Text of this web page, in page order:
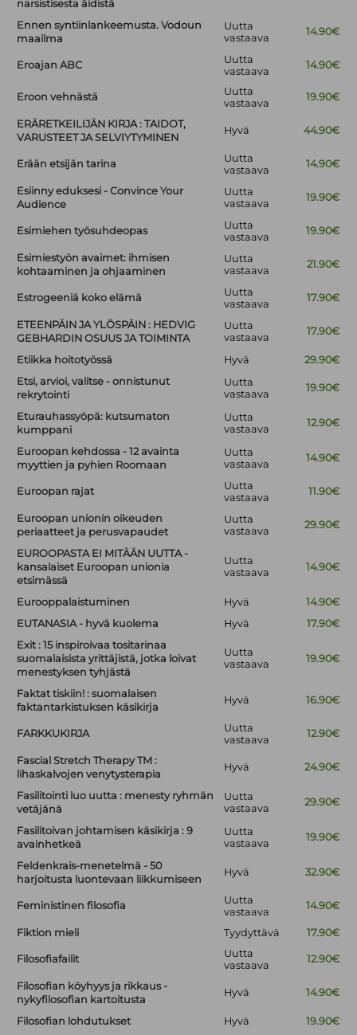
narsistisesta äidistä
Ennen syntiinlankeemusta. Vodoun
maailma
Uutta
vastaava
14.90€
Eroajan ABC
Uutta
vastaava
14.90€
Eroon vehnästä
Uutta
vastaava
19.90€
ERÄRETKEILIJÄN KIRJA : TAIDOT,
VARUSTEET JA SELVIYTYMINEN
Hyvä 44.90€
Erään etsijän tarina
Uutta
vastaava
14.90€
Esiinny eduksesi - Convince Your
Audience
Uutta
vastaava
19.90€
Esimiehen työsuhdeopas
Uutta
vastaava
19.90€
Esimiestyön avaimet: ihmisen
kohtaaminen ja ohjaaminen
Uutta
vastaava
21.90€
Estrogeeniä koko elämä
Uutta
vastaava
17.90€
ETEENPÄIN JA YLÖSPÄIN : HEDVIG
GEBHARDIN OSUUS JA TOIMINTA
Uutta
vastaava
17.90€
Etiikka hoitotyössä Hyvä
29.90€
Etsi, arvioi, valitse - onnistunut
rekrytointi
Uutta
vastaava
19.90€
Eturauhassyöpä: kutsumaton
kumppani
Uutta
vastaava
12.90€
Euroopan kehdossa - 12 avainta
myyttien ja pyhien Roomaan
Uutta
vastaava
14.90€
Euroopan rajat
Uutta
vastaava
11.90€
Euroopan unionin oikeuden
periaatteet ja perusvapaudet
Uutta
vastaava
29.90€
EUROOPASTA EI MITÄÄN UUTTA -
kansalaiset Euroopan unionia
etsimässä
Uutta
vastaava
14.90€
Eurooppalaistuminen Hyvä
14.90€
EUTANASIA - hyvä kuolema
Hyvä
17.90€
Exit : 15 inspiroivaa tositarinaa
suomalaisista yrittäjistä, jotka loivat
menestyksen tyhjästä
Uutta
vastaava
19.90€
Faktat tiskiin! : suomalaisen
faktantarkistuksen käsikirja
Hyvä 16.90€
FARKKUKIRJA
Uutta
vastaava
12.90€
Fascial Stretch Therapy TM :
lihaskalvojen venytysterapia
Hyvä 24.90€
Fasilitointi luo uutta : menesty ryhmän
vetäjänä
Uutta
vastaava
29.90€
Fasilitoivan johtamisen käsikirja : 9
avainhetkeä
Uutta
vastaava
19.90€
Feldenkrais-menetelmä - 50
harjoitusta luontevaan liikkumiseen
Hyvä 32.90€
Feministinen filosofia
Uutta
vastaava
14.90€
Fiktion mieli Tyydyttävä 17.90€
Filosofiafailit
Uutta
vastaava
12.90€
Filosofian köyhyys ja rikkaus -
nykyfilosofian kartoitusta
Hyvä 14.90€
Filosofian lohdutukset Hyvä 19.90€